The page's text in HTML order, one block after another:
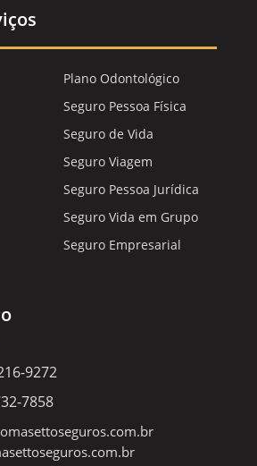
Plano Odontológico
Seguro Pessoa Física
Seguro de Vida
Seguro Viagem
Seguro Pessoa Jurídica
Seguro Vida em Grupo
Seguro Empresarial
9272
7858